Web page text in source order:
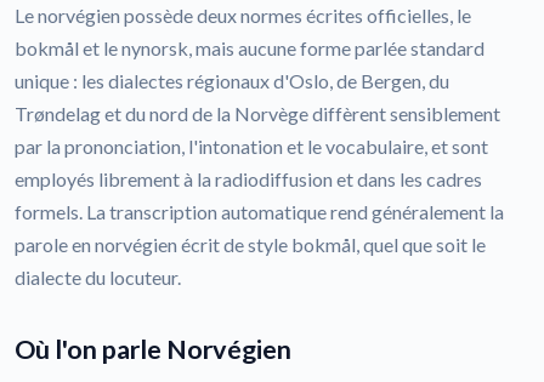
Le norvégien possède deux normes écrites officielles, le
bokmål et le nynorsk, mais aucune forme parlée standard
unique : les dialectes régionaux d'Oslo, de Bergen, du
Trøndelag et du nord de la Norvège diffèrent sensiblement
par la prononciation, l'intonation et le vocabulaire, et sont
employés librement à la radiodiffusion et dans les cadres
formels. La transcription automatique rend généralement la
parole en norvégien écrit de style bokmål, quel que soit le
dialecte du locuteur.
Où l'on parle Norvégien